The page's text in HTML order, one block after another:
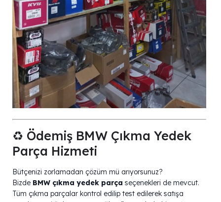
♻️ Ödemiş BMW Çıkma Yedek
Parça Hizmeti
Bütçenizi zorlamadan çözüm mü arıyorsunuz?
Bizde BMW çıkma yedek parça seçenekleri de mevcut.
Tüm çıkma parçalar kontrol edilip test edilerek satışa